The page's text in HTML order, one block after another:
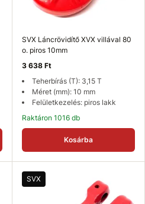
SVX Láncrövidítő XVX villával 80
o. piros 10mm
3 638 Ft
Teherbírás (T): 3,15 T
Méret (mm): 10 mm
Felületkezelés: piros lakk
Raktáron 1016 db
Kosárba
SVX